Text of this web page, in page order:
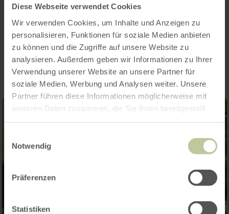
Diese Webseite verwendet Cookies
Wir verwenden Cookies, um Inhalte und Anzeigen zu
personalisieren, Funktionen für soziale Medien anbieten
zu können und die Zugriffe auf unsere Website zu
analysieren. Außerdem geben wir Informationen zu Ihrer
Verwendung unserer Website an unsere Partner für
soziale Medien, Werbung und Analysen weiter. Unsere
Partner führen diese Informationen möglicherweise mit
weiteren Daten zusammen, die Sie ihnen bereitgestellt
Notwendig
Präferenzen
Statistiken
Impressies